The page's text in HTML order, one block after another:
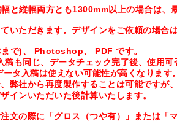
と縦幅両方とも1300mm以上の場合は、
いただきます。デザインをご依頼の場合
で)、 Photoshop、 PDF です。
同じ、データチェック完了後、使用可
入稿は使えない可能性が高くなります。
弊社から再度製作することは可能ですが
ンいただいた後計算いたします。
文の際に「グロス（つや有）」または「